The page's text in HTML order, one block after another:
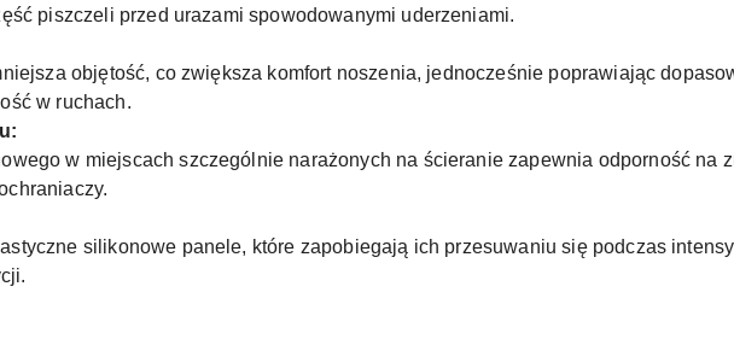
piszczeli przed urazami spowodowanymi uderzeniami.
objętość, co zwiększa komfort noszenia, jednocześnie poprawiając
w ruchach.
w miejscach szczególnie narażonych na ścieranie zapewnia odporność na
silikonowe panele, które zapobiegają ich przesuwaniu się podczas